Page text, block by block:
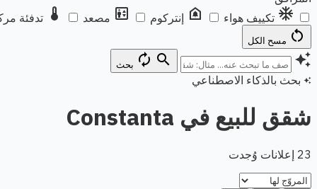
ac_unit تكييف هواء doorbell إنتركوم elevator مصعد thermostat تدفئة
restart_alt
auto_awesome
search
autorenew بحث
auto_awesome بحث بالذكاء الاصطناعي
شقق للبيع في Constanta
23 إعلانات وُجدت